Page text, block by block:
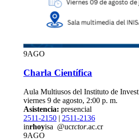
9AGO
Charla Científica
Aula Multiusos del Instituto de
viernes 9 de agosto, 2:00 p. m.
Asistencia: presencial
2511-2150 | 2511-2136
inrhoyisa @ucrctor.ac.cr
9AGO